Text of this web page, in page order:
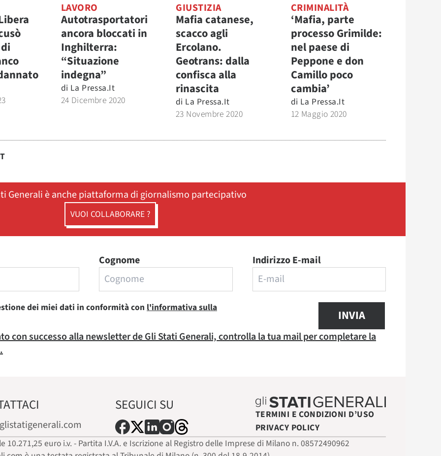
LAVORO
Autotrasportatori
ancora bloccati in
Inghilterra:
“Situazione
indegna”
di La Pressa.it
24 Dicembre 2020
GIUSTIZIA
Mafia catanese,
scacco agli
Ercolano.
Geotrans: dalla
confisca alla
rinascita
di La Pressa.it
23 Novembre 2020
CRIMINALITÀ
‘Mafia, parte
processo Grimilde:
nel paese di
Peppone e don
Camillo poco
cambia’
di La Pressa.it
12 Maggio 2020
Generali è anche piattaforma di giornalismo partecipativo
VUOI COLLABORARE ?
Cognome Indirizzo E-mail
dei miei dati in conformità con l'informativa sulla
INVIA
con successo alla newsletter de Gli Stati Generali, controlla la tua mail per completare la
SEGUICI SU
TERMINI E CONDIZIONI D’USO
PRIVACY POLICY
10.271,25 euro i.v. - Partita I.V.A. e Iscrizione al Registro delle Imprese di Milano n. 08572490962